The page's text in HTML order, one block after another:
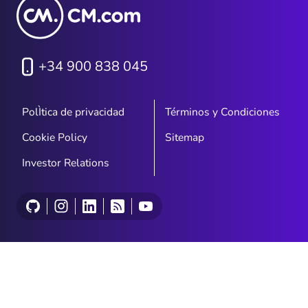
+34 900 838 045
PolÌtica de privacidad
Términos y Condiciones
Cookie Policy
Sitemap
Investor Relations